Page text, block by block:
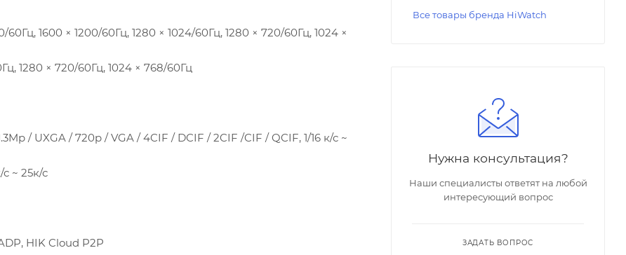
1600 × 1200/60Гц, 1280 × 1024/60Гц, 1280 × 720/60Гц, 1024 ×
1280 × 720/60Гц, 1024 × 768/60Гц
/ UXGA / 720p / VGA / 4CIF / DCIF / 2CIF /CIF / QCIF, 1/16 к/с ~
~ 25к/с
HIK Cloud P2P
Все товары бренда HiWatch
Нужна консультация?
Наши специалисты ответят на любой
интересующий вопрос
ЗАДАТЬ ВОПРОС